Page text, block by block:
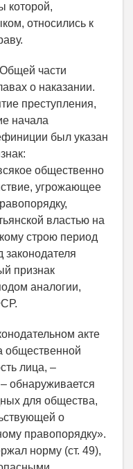
которой,
относились к
части
о наказании.
преступления,
начала
был указан
общественно
угрожающее
властью на
строю период
законодателя
признак
аналогии,
акте
общественной
лица, –
обнаруживается
для общества,
о
правопорядку».
норму (ст. 49),